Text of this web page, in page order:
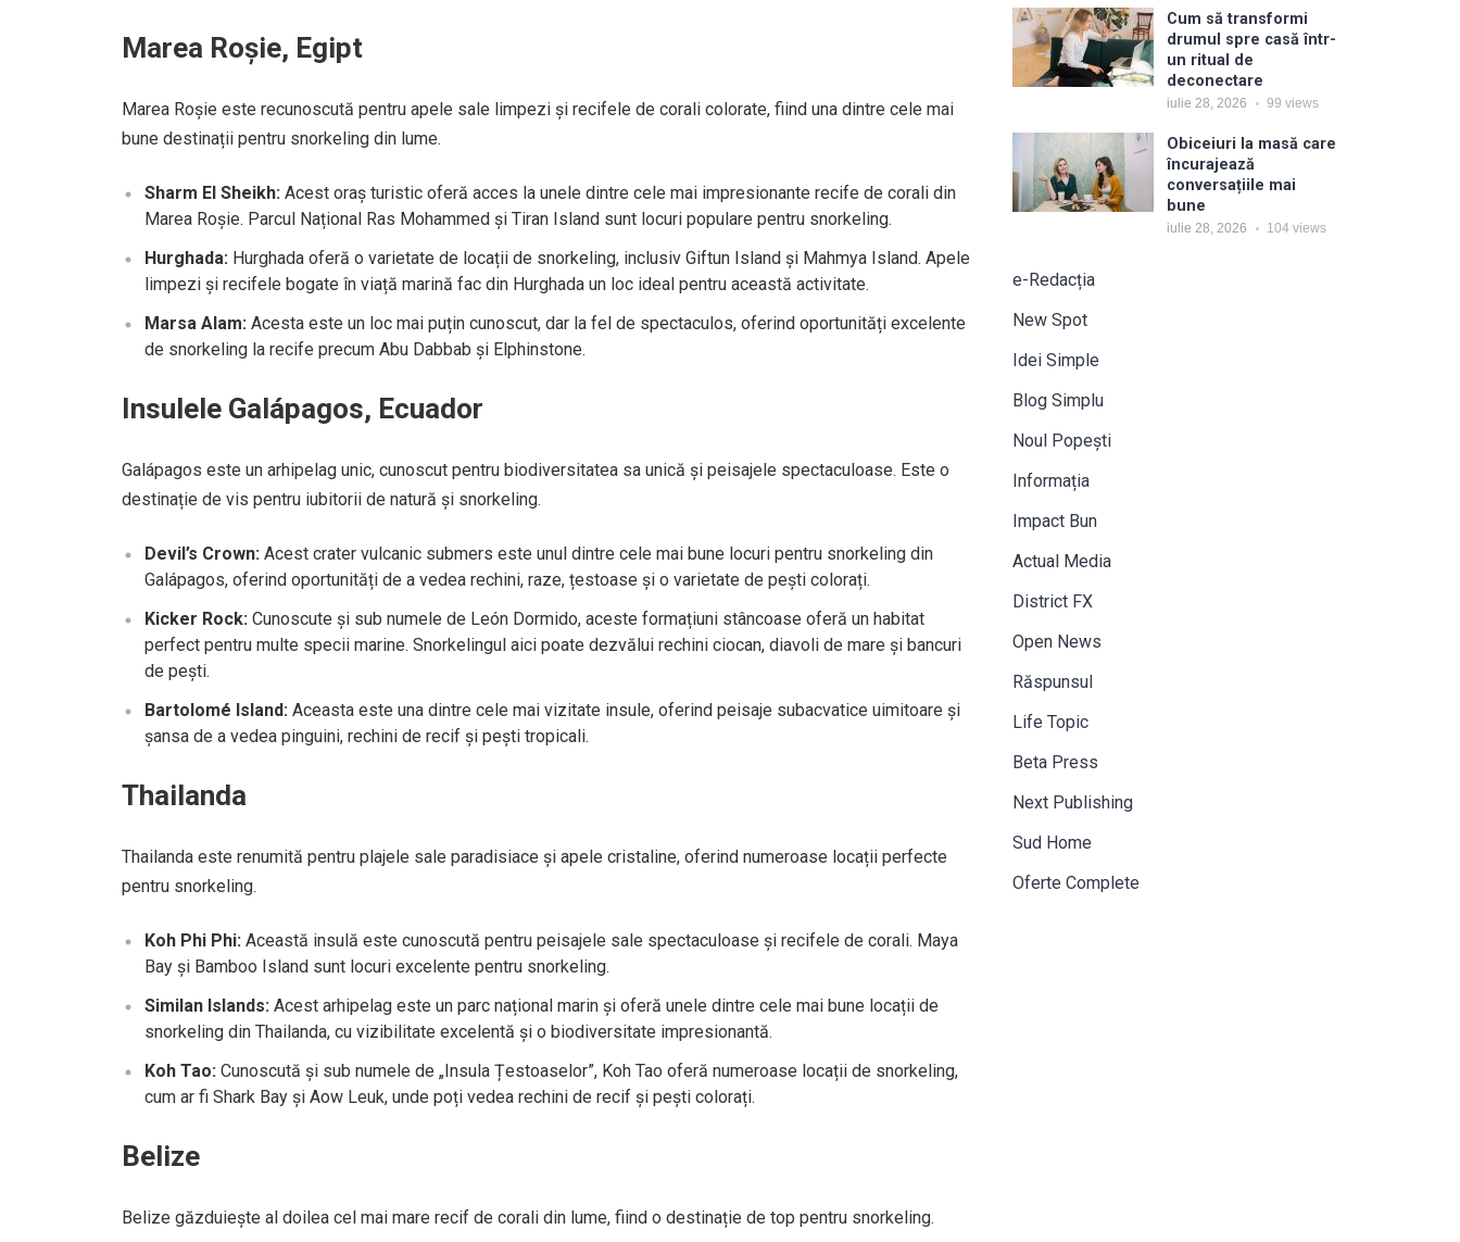
Marea Roșie, Egipt
Marea Roșie este recunoscută pentru apele sale limpezi și recifele de corali colorate, fiind una dintre cele mai
bune destinații pentru snorkeling din lume.
Sharm El Sheikh: Acest oraș turistic oferă acces la unele dintre cele mai impresionante recife de corali din
Marea Roșie. Parcul Național Ras Mohammed și Tiran Island sunt locuri populare pentru snorkeling.
Hurghada: Hurghada oferă o varietate de locații de snorkeling, inclusiv Giftun Island și Mahmya Island. Apele
limpezi și recifele bogate în viață marină fac din Hurghada un loc ideal pentru această activitate.
Marsa Alam: Acesta este un loc mai puțin cunoscut, dar la fel de spectaculos, oferind oportunități excelente
de snorkeling la recife precum Abu Dabbab și Elphinstone.
Insulele Galápagos, Ecuador
Galápagos este un arhipelag unic, cunoscut pentru biodiversitatea sa unică și peisajele spectaculoase. Este o
destinație de vis pentru iubitorii de natură și snorkeling.
Devil’s Crown: Acest crater vulcanic submers este unul dintre cele mai bune locuri pentru snorkeling din
Galápagos, oferind oportunități de a vedea rechini, raze, țestoase și o varietate de pești colorați.
Kicker Rock: Cunoscute și sub numele de León Dormido, aceste formațiuni stâncoase oferă un habitat
perfect pentru multe specii marine. Snorkelingul aici poate dezvălui rechini ciocan, diavoli de mare și bancuri
de pești.
Bartolomé Island: Aceasta este una dintre cele mai vizitate insule, oferind peisaje subacvatice uimitoare și
șansa de a vedea pinguini, rechini de recif și pești tropicali.
Thailanda
Thailanda este renumită pentru plajele sale paradisiace și apele cristaline, oferind numeroase locații perfecte
pentru snorkeling.
Koh Phi Phi: Această insulă este cunoscută pentru peisajele sale spectaculoase și recifele de corali. Maya
Bay și Bamboo Island sunt locuri excelente pentru snorkeling.
Similan Islands: Acest arhipelag este un parc național marin și oferă unele dintre cele mai bune locații de
snorkeling din Thailanda, cu vizibilitate excelentă și o biodiversitate impresionantă.
Koh Tao: Cunoscută și sub numele de „Insula Țestoaselor”, Koh Tao oferă numeroase locații de snorkeling,
cum ar fi Shark Bay și Aow Leuk, unde poți vedea rechini de recif și pești colorați.
Belize
Belize găzduiește al doilea cel mai mare recif de corali din lume, fiind o destinație de top pentru snorkeling.
Cum să transformi
drumul spre casă într-
un ritual de
deconectare
iulie 28, 2026 99 views
Obiceiuri la masă care
încurajează
conversațiile mai
bune
iulie 28, 2026 104 views
e-Redacția
New Spot
Idei Simple
Blog Simplu
Noul Popești
Informația
Impact Bun
Actual Media
District FX
Open News
Răspunsul
Life Topic
Beta Press
Next Publishing
Sud Home
Oferte Complete